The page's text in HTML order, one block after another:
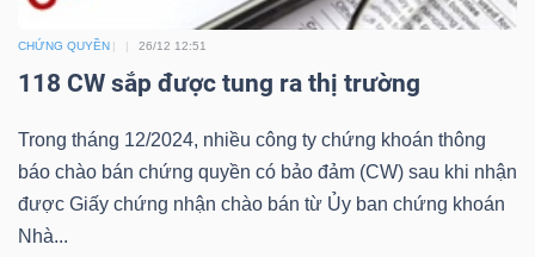
CHỨNG QUYỀN 26/12 12:51
118 CW sắp được tung ra thị trường
Trong tháng 12/2024, nhiều công ty chứng khoán thông
báo chào bán chứng quyền có bảo đảm (CW) sau khi nhận
được Giấy chứng nhận chào bán từ Ủy ban chứng khoán
Nhà...
thông
tài
chính